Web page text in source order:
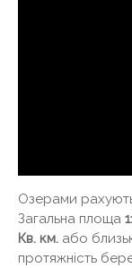
Озерами
Загальна площа
Кв. км. або
протяжність